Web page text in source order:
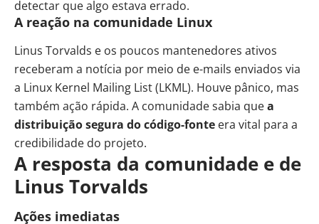
detectar que algo estava errado.
A reação na comunidade Linux
Linus Torvalds e os poucos mantenedores ativos
receberam a notícia por meio de e-mails enviados via
a Linux Kernel Mailing List (LKML). Houve pânico, mas
também ação rápida. A comunidade sabia quea
distribuição segura do código-fonte era vital para a
credibilidade do projeto.
A resposta da comunidade e de
Linus Torvalds
Ações imediatas